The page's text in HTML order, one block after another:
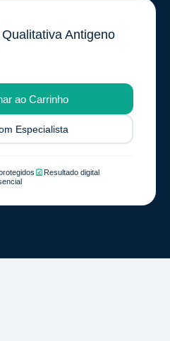
Antigeno
ao Carrinho
Especialista
Resultado digital